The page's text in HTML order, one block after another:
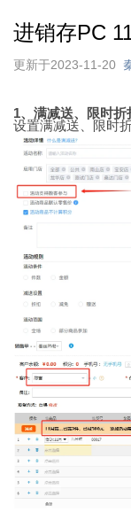
进销存PC
更新于2023-11-20
1、满减送、限时折
设置满减送、限时